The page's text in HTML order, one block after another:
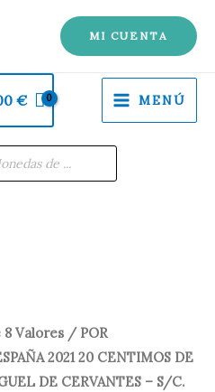
MI CUENTA
€ MENÚ
8 Valores / POR
2021 20 CENTIMOS DE
DE CERVANTES – S/C.